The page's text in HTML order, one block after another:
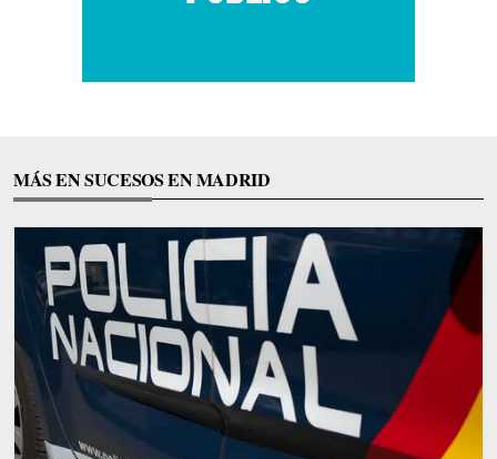
MÁS EN SUCESOS EN MADRID